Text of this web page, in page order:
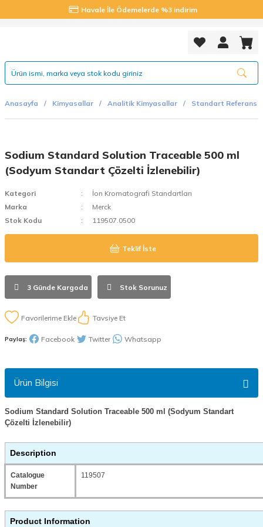
Havale İle Ödemelerde %3 indirim
Anasayfa Kimyasallar Analitik Kimyasallar Standart Referans
Sodium Standard Solution Traceable 500 ml
(Sodyum Standart Çözelti İzlenebilir)
Kategori
İon Kromatografi Standartları
Marka
Merck
Stok Kodu
119507.0500
Teklif İste
3 Günde Kargoda Stok Sorunuz
Tavsiye Et
Paylaş: Facebook Twitter Whatsapp
Ürün Bilgisi
Sodium Standard Solution Traceable 500 ml (Sodyum Standart
Çözelti İzlenebilir)
Description
Catalogue
Number
119507
Product Information